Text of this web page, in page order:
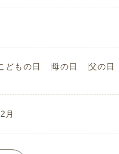
どもの日 母の日 父の日
月